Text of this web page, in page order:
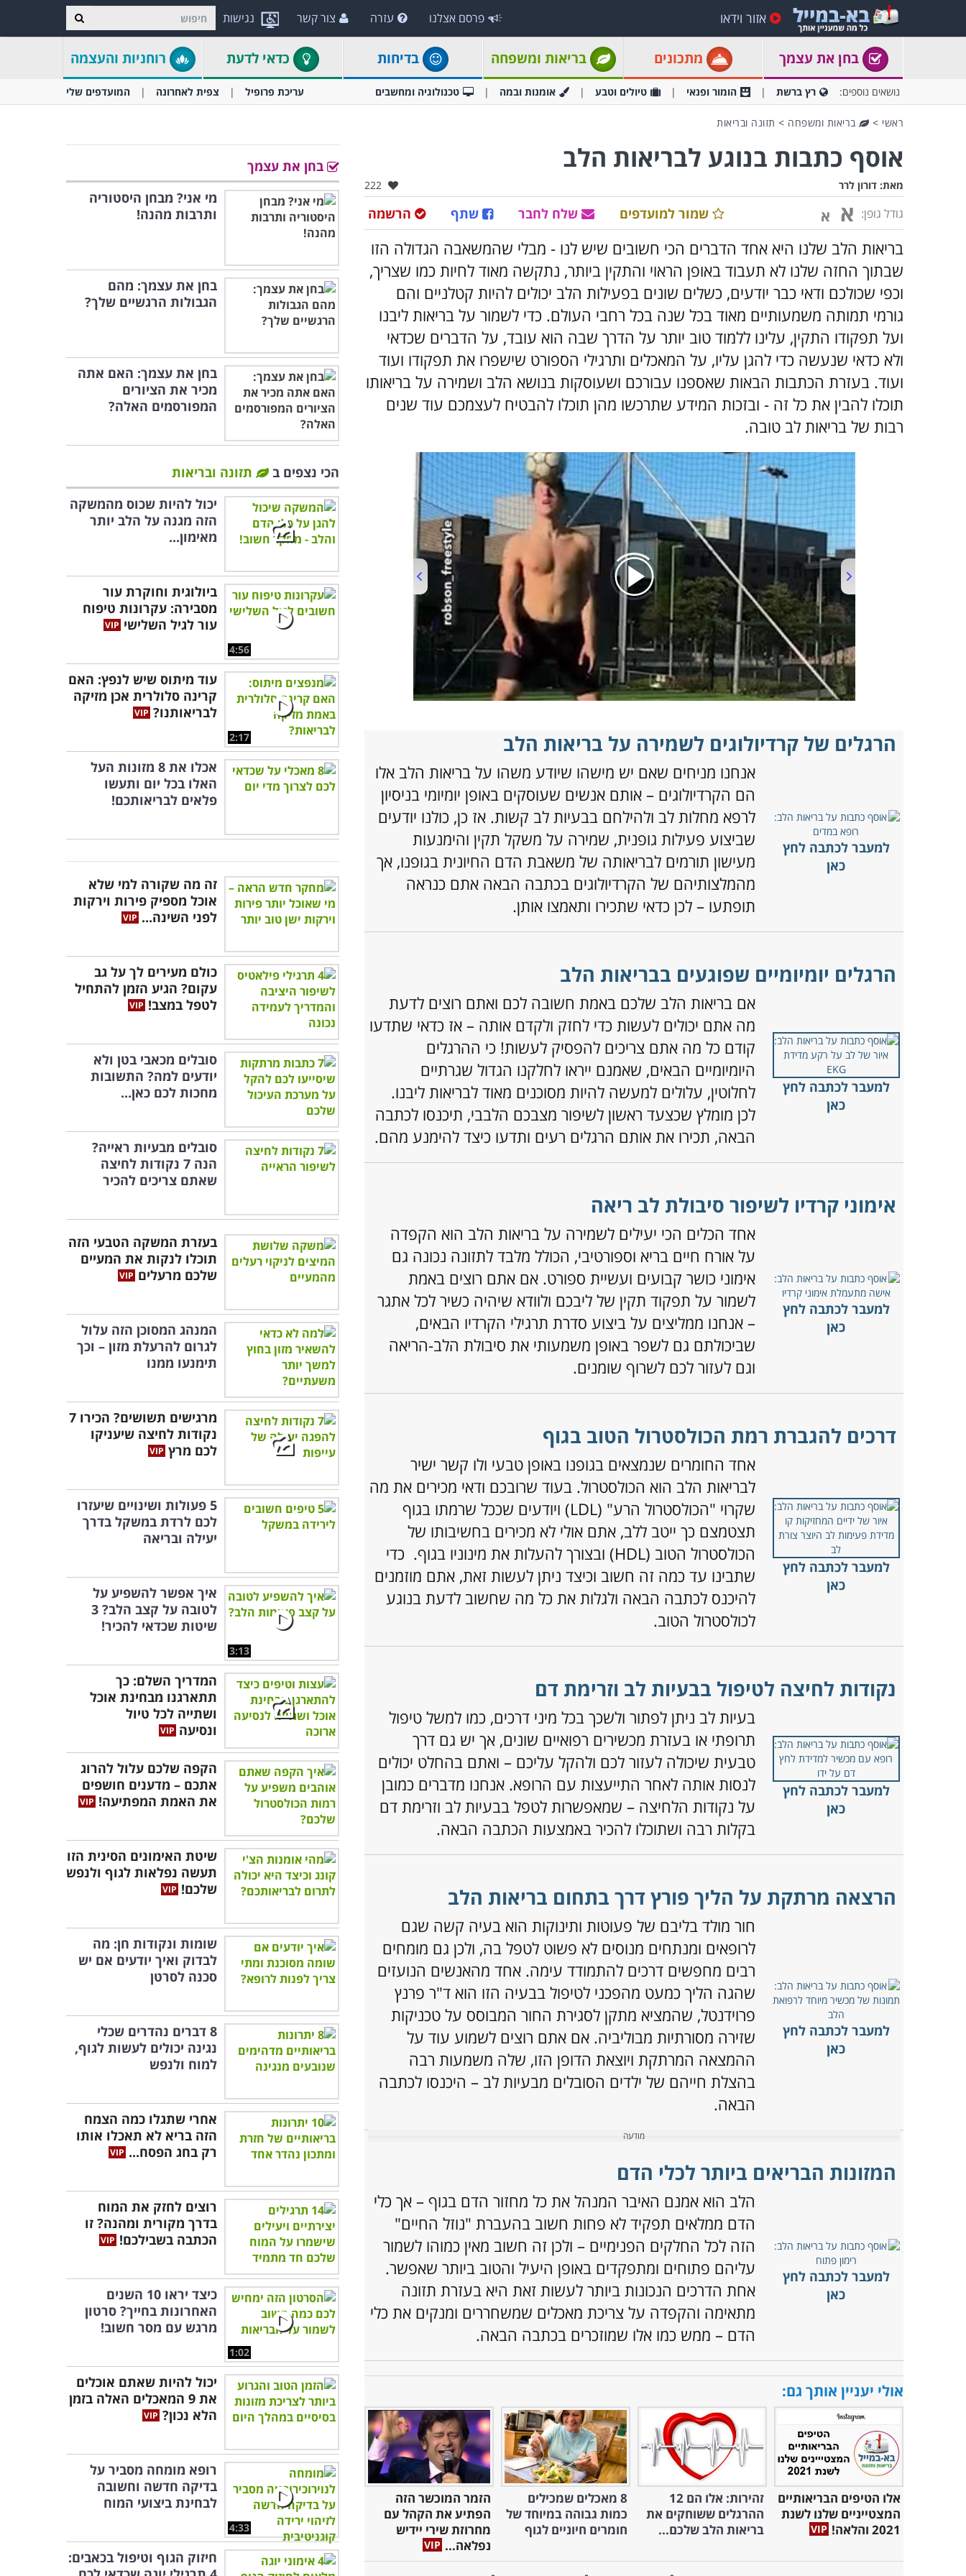
נגישות אזור וידאו פרסם אצלנו עזרה צור קשר
בחן את עצמך מתכונים בריאות ומשפחה בדיחות כדאי לדעת רוחניות והעצמה
נושאים נוספים: רץ ברשת הומור ופנאי טיולים וטבע אומנות ובמה טכנולוגיה ומחשבים עריכת פרופיל צפית לאחרונה המועדפים שלי
ראשי > בריאות ומשפחה > תזונה ובריאות
אוסף כתבות בנוגע לבריאות הלב
מאת: דורון לרר אהבו:
222
גודל גופן: א א הרשמה שתף שלח לחבר שמור למועדפים
בריאות הלב שלנו היא אחד הדברים הכי חשובים שיש לנו - מבלי שהמשאבה הגדולה הזו
שבתוך החזה שלנו לא תעבוד באופן הראוי והתקין ביותר, נתקשה מאוד לחיות כמו שצריך,
וכפי שכולכם ודאי כבר יודעים, כשלים שונים בפעילות הלב יכולים להיות קטלניים והם
גורמי תמותה משמעותיים מאוד בכל שנה בכל רחבי העולם. כדי לשמור על בריאות ליבנו
ועל תפקודו התקין, עלינו ללמוד טוב יותר על הדרך שבה הוא עובד, על הדברים שכדאי
ולא כדאי שנעשה כדי להגן עליו, על המאכלים ותרגילי הספורט שישפרו את תפקודו ועוד
ועוד. בעזרת הכתבות הבאות שאספנו עבורכם ושעוסקות בנושא הלב ושמירה על בריאותו
תוכלו להבין את כל זה - ובזכות המידע שתרכשו מהן תוכלו להבטיח לעצמכם עוד שנים
רבות של בריאות לב טובה.
00:00 /01:05
הרגלים של קרדיולוגים לשמירה על בריאות הלב
למעבר לכתבה לחץ
כאן
אנחנו מניחים שאם יש מישהו שיודע משהו על בריאות הלב אלו
הם הקרדיולוגים – אותם אנשים שעוסקים באופן יומיומי בניסיון
לרפא מחלות לב ולהילחם בבעיות לב קשות. אז כן, כולנו יודעים
שביצוע פעילות גופנית, שמירה על משקל תקין והימנעות
מעישון תורמים לבריאותה של משאבת הדם החיונית בגופנו, אך
מהמלצותיהם של הקרדיולוגים בכתבה הבאה אתם כנראה
תופתעו – לכן כדאי שתכירו ותאמצו אותן.
הרגלים יומיומיים שפוגעים בבריאות הלב
למעבר לכתבה לחץ
כאן
אם בריאות הלב שלכם באמת חשובה לכם ואתם רוצים לדעת
מה אתם יכולים לעשות כדי לחזק ולקדם אותה – אז כדאי שתדעו
קודם כל מה אתם צריכים להפסיק לעשות! כי ההרגלים
היומיומיים הבאים, שאמנם ייראו לחלקנו הגדול שגרתיים
לחלוטין, עלולים למעשה להיות מסוכנים מאוד לבריאות ליבנו.
לכן מומלץ שכצעד ראשון לשיפור מצבכם הלבבי, תיכנסו לכתבה
הבאה, תכירו את אותם הרגלים רעים ותדעו כיצד להימנע מהם.
אימוני קרדיו לשיפור סיבולת לב ריאה
למעבר לכתבה לחץ
כאן
אחד הכלים הכי יעילים לשמירה על בריאות הלב הוא הקפדה
על אורח חיים בריא וספורטיבי, הכולל מלבד לתזונה נכונה גם
אימוני כושר קבועים ועשיית ספורט. אם אתם רוצים באמת
לשמור על תפקוד תקין של ליבכם ולוודא שיהיה כשיר לכל אתגר
– אנחנו ממליצים על ביצוע סדרת תרגילי הקרדיו הבאים,
שביכולתם גם לשפר באופן משמעותי את סיבולת הלב-הריאה
וגם לעזור לכם לשרוף שומנים.
דרכים להגברת רמת הכולסטרול הטוב בגוף
למעבר לכתבה לחץ
כאן
אחד החומרים שנמצאים בגופנו באופן טבעי ולו קשר ישיר
לבריאות הלב הוא הכולסטרול. בעוד שרובכם ודאי מכירים את מה
שקרוי "הכולסטרול הרע" (LDL) ויודעים שככל שרמתו בגוף
תצטמצם כך ייטב ללב, אתם אולי לא מכירים בחשיבותו של
הכולסטרול הטוב (HDL) ובצורך להעלות את מינוניו בגוף. כדי
שתבינו עד כמה זה חשוב וכיצד ניתן לעשות זאת, אתם מוזמנים
להיכנס לכתבה הבאה ולגלות את כל מה שחשוב לדעת בנוגע
לכולסטרול הטוב.
נקודות לחיצה לטיפול בבעיות לב וזרימת דם
למעבר לכתבה לחץ
כאן
בעיות לב ניתן לפתור ולשכך בכל מיני דרכים, כמו למשל טיפול
תרופתי או בעזרת מכשירים רפואיים שונים, אך יש גם דרך
טבעית שיכולה לעזור לכם ולהקל עליכם – ואתם בהחלט יכולים
לנסות אותה לאחר התייעצות עם הרופא. אנחנו מדברים כמובן
על נקודות הלחיצה – שמאפשרות לטפל בבעיות לב וזרימת דם
בקלות רבה ושתוכלו להכיר באמצעות הכתבה הבאה.
הרצאה מרתקת על הליך פורץ דרך בתחום בריאות הלב
למעבר לכתבה לחץ
כאן
חור מולד בליבם של פעוטות ותינוקות הוא בעיה קשה שגם
לרופאים ומנתחים מנוסים לא פשוט לטפל בה, ולכן גם מומחים
רבים מחפשים דרכים להתמודד עימה. אחד מהאנשים הנועזים
שהגה הליך כמעט מהפכני לטיפול בבעיה הזו הוא ד"ר פרנץ
פרוידנטל, שהמציא מתקן לסגירת החור המבוסס על טכניקות
שזירה מסורתיות מבוליביה. אם אתם רוצים לשמוע עוד על
ההמצאה המרתקת ויוצאת הדופן הזו, שלה משמעות רבה
בהצלת חייהם של ילדים הסובלים מבעיות לב – היכנסו לכתבה
הבאה.
המזונות הבריאים ביותר לכלי הדם
למעבר לכתבה לחץ
כאן
הלב הוא אמנם האיבר המנהל את כל מחזור הדם בגוף – אך כלי
הדם ממלאים תפקיד לא פחות חשוב בהעברת "נוזל החיים"
הזה לכל החלקים הפנימיים – ולכן זה חשוב מאין כמוהו לשמור
עליהם פתוחים ומתפקדים באופן היעיל והטוב ביותר שאפשר.
אחת הדרכים הנכונות ביותר לעשות זאת היא בעזרת תזונה
מתאימה והקפדה על צריכת מאכלים שמשחררים ומנקים את כלי
הדם – ממש כמו אלו שמוזכרים בכתבה הבאה.
אולי יעניין אותך גם:
אלו הטיפים הבריאותיים
המצטייניים שלנו לשנת
2021 והלאה!
זהירות: אלו הם 12
ההרגלים ששוחקים את
בריאות הלב שלכם...
8 מאכלים שמכילים
כמות גבוהה במיוחד של
חומרים חיוניים לגוף
הזמר המוכשר הזה
הפתיע את הקהל עם
מחרוזת שירי יידיש
נפלאה...
בחן את עצמך
מי אני? מבחן היסטוריה
ותרבות מהנה!
בחן את עצמך: מהם
הגבולות הרגשיים שלך?
בחן את עצמך: האם אתה
מכיר את הציורים
המפורסמים האלה?
הכי נצפים ב
תזונה ובריאות
יכול להיות שכוס מהמשקה
הזה מגנה על הלב יותר
מאימון...
4:56
ביולוגית וחוקרת עור
מסבירה: עקרונות טיפוח
עור לגיל השלישי
2:17
עוד מיתוס שיש לנפץ: האם
קרינה סלולרית אכן מזיקה
לבריאותנו?
אכלו את 8 מזונות העל
האלו בכל יום ותעשו
פלאים לבריאותכם!
זה מה שקורה למי שלא
אוכל מספיק פירות וירקות
לפני השינה...
כולם מעירים לך על גב
עקום? הגיע הזמן להתחיל
לטפל במצב!
סובלים מכאבי בטן ולא
יודעים למה? התשובות
מחכות לכם כאן...
סובלים מבעיות ראייה?
הנה 7 נקודות לחיצה
שאתם צריכים להכיר
בעזרת המשקה הטבעי הזה
תוכלו לנקות את המעיים
שלכם מרעלים
המנהג המסוכן הזה עלול
לגרום להרעלת מזון – וכך
תימנעו ממנו
מרגישים תשושים? הכירו 7
נקודות לחיצה שיעניקו
לכם מרץ
5 פעולות ושינויים שיעזרו
לכם לרדת במשקל בדרך
יעילה ובריאה
3:13
איך אפשר להשפיע על
לטובה על קצב הלב? 3
שיטות שכדאי להכיר!
המדריך השלם: כך
תתארגנו מבחינת אוכל
ושתייה לכל טיול
ונסיעה
הקפה שלכם עלול להרוג
אתכם – מדענים חושפים
את האמת המפתיעה!
שיטת האימונים הסינית הזו
תעשה נפלאות לגוף ולנפש
שלכם!
שומות ונקודות חן: מה
לבדוק ואיך יודעים אם יש
סכנה לסרטן
8 דברים נהדרים שכלי
נגינה יכולים לעשות לגוף,
למוח ולנפש
אחרי שתגלו כמה הצמח
הזה בריא לא תאכלו אותו
רק בחג הפסח...
רוצים לחזק את המוח
בדרך מקורית ומהנה? זו
הכתבה בשבילכם!
1:02
כיצד יראו 10 השנים
האחרונות בחייך? סרטון
מרגש עם מסר חשוב!
יכול להיות שאתם אוכלים
את 9 המאכלים האלה בזמן
הלא נכון?
4:33
רופא מומחה מסביר על
בדיקה חדשה וחשובה
לבחינת ביצועי המוח
חיזוק הגוף וטיפול בכאבים: